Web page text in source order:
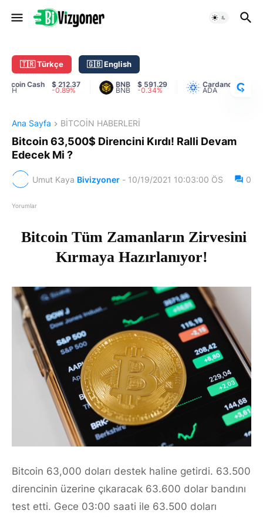
🇹🇷 Türkçe 🇬🇧 English
Cash $ 212.37
-0.89%
BNB
BNB
$ 591.29
-0.34%
Cardano
ADA
$ 0.201
4.66%
Ana Sayfa BİTCOİN HABERLERİ
Bitcoin 63,500$ Direncini Kırdı! Ralli Devam
Edecek Mi ?
Umut Kaya Bivizyoner - 10/19/2021 10:03:00 ÖS 0
Yorumlar
Bitcoin Tüm Zamanların Zirvesini
Kırmaya Hazırlanıyor!
Bitcoin 63,000 doları destek haline getirdi. 63.500
direncinin üzerine çıkaracak 63.600 dolar bandını
test etti. Gece 03:00 saati ile 63.500 doları